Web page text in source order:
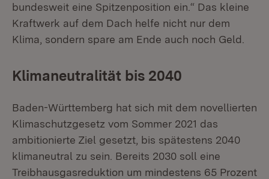
bundesweit eine Spitzenposition ein.“ Das kleine
Kraftwerk auf dem Dach helfe nicht nur dem
Klima, sondern spare am Ende auch noch Geld.
Klimaneutralität bis 2040
Baden-Württemberg hat sich mit dem novellierten
Klimaschutzgesetz vom Sommer 2021 das
ambitionierte Ziel gesetzt, bis spätestens 2040
klimaneutral zu sein. Bereits 2030 soll eine
Treibhausgasreduktion um mindestens 65 Prozent